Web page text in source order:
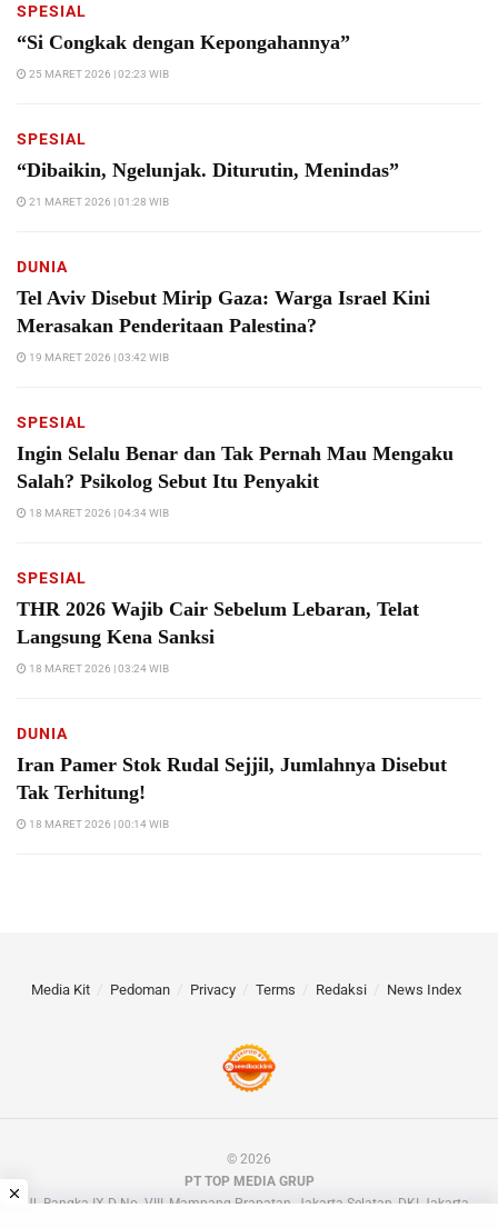
SPESIAL
“Si Congkak dengan Kepongahannya”
25 MARET 2026 | 02:23 WIB
SPESIAL
“Dibaikin, Ngelunjak. Diturutin, Menindas”
21 MARET 2026 | 01:28 WIB
DUNIA
Tel Aviv Disebut Mirip Gaza: Warga Israel Kini
Merasakan Penderitaan Palestina?
19 MARET 2026 | 03:42 WIB
SPESIAL
Ingin Selalu Benar dan Tak Pernah Mau Mengaku
Salah? Psikolog Sebut Itu Penyakit
18 MARET 2026 | 04:34 WIB
SPESIAL
THR 2026 Wajib Cair Sebelum Lebaran, Telat
Langsung Kena Sanksi
18 MARET 2026 | 03:24 WIB
DUNIA
Iran Pamer Stok Rudal Sejjil, Jumlahnya Disebut
Tak Terhitung!
18 MARET 2026 | 00:14 WIB
Media Kit Pedoman Privacy Terms Redaksi News Index
© 2026
PT TOP MEDIA GRUP
Jl. Bangka IX D No. VIII, Mampang Prapatan, Jakarta Selatan, DKI Jakarta.